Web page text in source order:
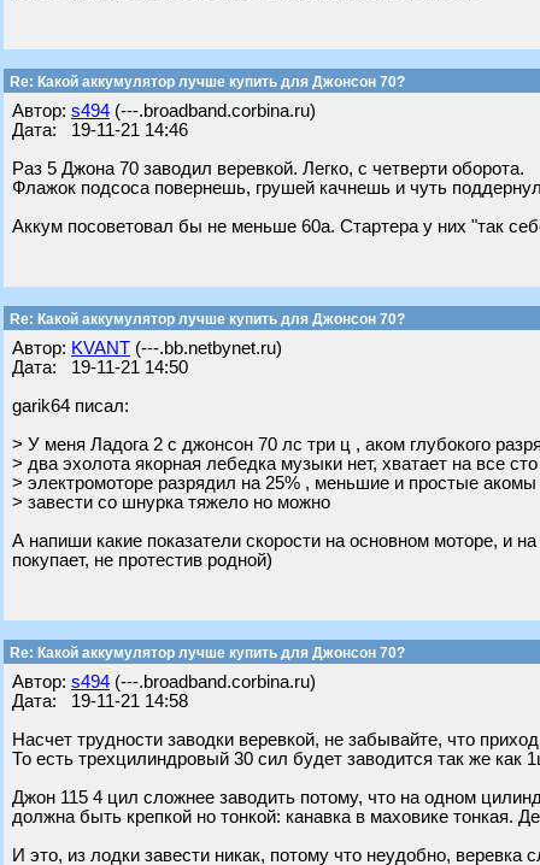
Re: Какой аккумулятор лучше купить для Джонсон 70?
Автор: s494 (---.broadband.corbina.ru)
Дата: 19-11-21 14:46
Раз 5 Джона 70 заводил веревкой. Легко, с четверти оборота.
Флажок подсоса повернешь, грушей качнешь и чуть
Аккум посоветовал бы не меньше 60а. Стартера у них "так
Re: Какой аккумулятор лучше купить для Джонсон 70?
Автор: KVANT (---.bb.netbynet.ru)
Дата: 19-11-21 14:50
garik64 писал:
> У меня Ладога 2 с джонсон 70 лс три ц , аком глубокого
> два эхолота якорная лебедка музыки нет, хватает на все
> электромоторе разрядил на 25% , меньшие и простые
> завести со шнурка тяжело но можно
А напиши какие показатели скорости на основном моторе, и
покупает, не протестив родной)
Re: Какой аккумулятор лучше купить для Джонсон 70?
Автор: s494 (---.broadband.corbina.ru)
Дата: 19-11-21 14:58
Насчет трудности заводки веревкой, не забывайте, что
То есть трехцилиндровый 30 сил будет заводится так же
Джон 115 4 цил сложнее заводить потому, что на одном
должна быть крепкой но тонкой: канавка в маховике тонкая.
И это, из лодки завести никак, потому что неудобно, веревка